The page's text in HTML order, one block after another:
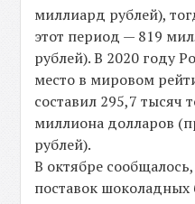
миллиард рублей),
этот период — 819
рублей). В 2020 году
место в мировом
составил 295,7 тысяч
миллиона долларов
рублей).
В октябре
поставок шоколадных